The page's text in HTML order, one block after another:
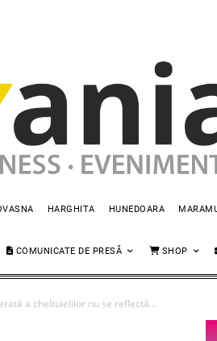
HARGHITA HUNEDOARA
COMUNICATE DE PRESĂ SHOP
a cheltuielilor nu se reflectă...